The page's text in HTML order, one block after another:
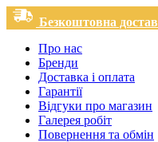
Безкоштовна
Про нас
Бренди
Доставка і оплата
Гарантії
Відгуки про магазин
Галерея робіт
Повернення та обмін